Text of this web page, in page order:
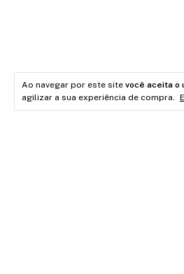
Ao navegar por este site você aceita o
agilizar a sua experiência de compra.